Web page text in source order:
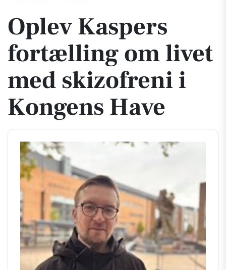
Oplev Kaspers
fortælling om livet
med skizofreni i
Kongens Have